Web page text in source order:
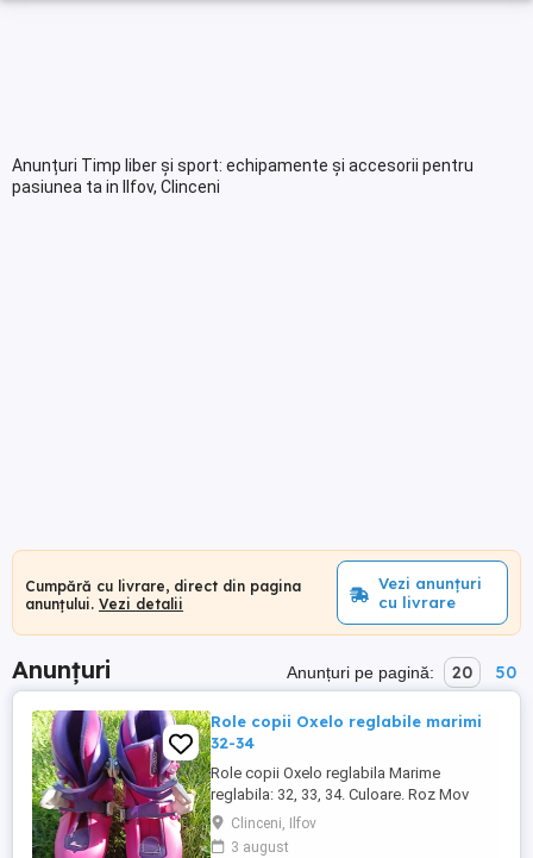
Anunțuri Timp liber și sport: echipamente și accesorii pentru
pasiunea ta in Ilfov, Clinceni
Cumpără cu livrare, direct din pagina
anunțului. Vezi detalii
Vezi anunțuri
cu livrare
Anunțuri Anunțuri pe pagină: 20 50
Role copii Oxelo reglabile marimi
32-34
Role copii Oxelo reglabila Marime
reglabila: 32, 33, 34. Culoare. Roz Mov
Clinceni, Ilfov
3 august